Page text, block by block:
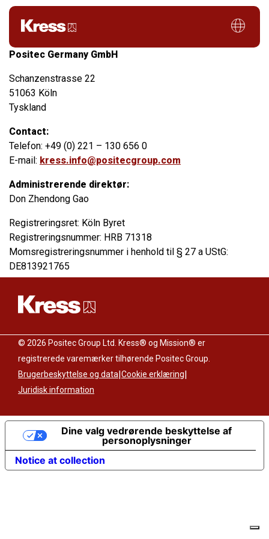
Legal notice
Positec Germany GmbH
Schanzenstrasse 22
51063 Köln
Tyskland
Contact:
Telefon: +49 (0) 221 – 130 656 0
E-mail: kress.info@positecgroup.com
Administrerende direktør:
Don Zhendong Gao
Registreringsret: Köln Byret
Registreringsnummer: HRB 71318
Momsregistreringsnummer i henhold til § 27 a UStG:
DE813921765
© 2026 Positec Group Ltd. Kress® og Mission® er
registrerede varemærker tilhørende Positec Group.
Brugerbeskyttelse og data|Cookie erklæring|
Juridisk information
Notice at collection
Dine valg vedrørende beskyttelse af
personoplysninger